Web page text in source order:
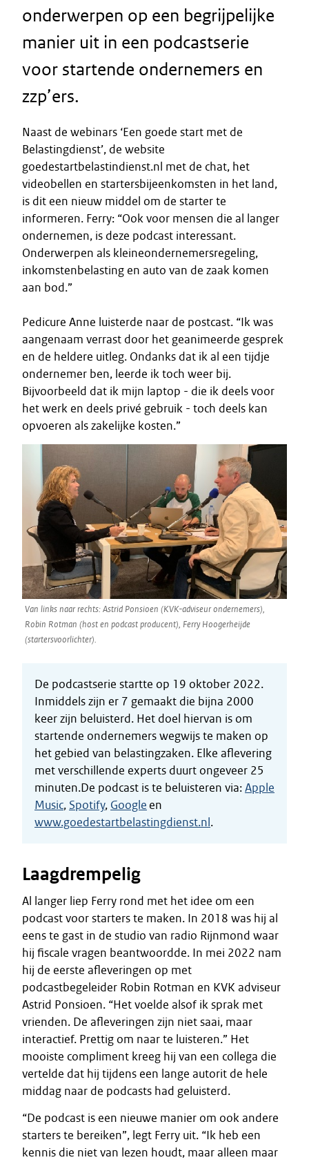
onderwerpen op een begrijpelijke
manier uit in een podcastserie
voor startende ondernemers en
zzp’ers.
Naast de webinars ‘Een goede start met de
Belastingdienst’, de website
goedestartbelastindienst.nl met de chat, het
videobellen en startersbijeenkomsten in het land,
is dit een nieuw middel om de starter te
informeren. Ferry: “Ook voor mensen die al langer
ondernemen, is deze podcast interessant.
Onderwerpen als kleineondernemersregeling,
inkomstenbelasting en auto van de zaak komen
aan bod.”
Pedicure Anne luisterde naar de postcast. “Ik was
aangenaam verrast door het geanimeerde gesprek
en de heldere uitleg. Ondanks dat ik al een tijdje
ondernemer ben, leerde ik toch weer bij.
Bijvoorbeeld dat ik mijn laptop - die ik deels voor
het werk en deels privé gebruik - toch deels kan
opvoeren als zakelijke kosten.”
Van links naar rechts: Astrid Ponsioen (KVK-adviseur ondernemers),
Robin Rotman (host en podcast producent), Ferry Hoogerheijde
(startersvoorlichter).
De podcastserie startte op 19 oktober 2022.
Inmiddels zijn er 7 gemaakt die bijna 2000
keer zijn beluisterd. Het doel hiervan is om
startende ondernemers wegwijs te maken op
het gebied van belastingzaken. Elke aflevering
met verschillende experts duurt ongeveer 25
minuten.De podcast is te beluisteren via:Apple
Music, Spotify, Google en
www.goedestartbelastingdienst.nl .
Laagdrempelig
Al langer liep Ferry rond met het idee om een
podcast voor starters te maken. In 2018 was hij al
eens te gast in de studio van radio Rijnmond waar
hij fiscale vragen beantwoordde. In mei 2022 nam
hij de eerste afleveringen op met
podcastbegeleider Robin Rotman en KVK adviseur
Astrid Ponsioen. “Het voelde alsof ik sprak met
vrienden. De afleveringen zijn niet saai, maar
interactief. Prettig om naar te luisteren.” Het
mooiste compliment kreeg hij van een collega die
vertelde dat hij tijdens een lange autorit de hele
middag naar de podcasts had geluisterd.
“De podcast is een nieuwe manier om ook andere
starters te bereiken”, legt Ferry uit. “Ik heb een
kennis die niet van lezen houdt, maar alleen maar